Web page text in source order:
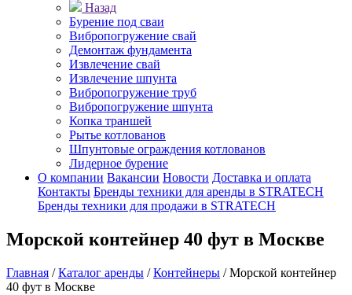
Назад
Бурение под сваи
Вибропогружение свай
Демонтаж фундамента
Извлечение свай
Извлечение шпунта
Вибропогружение труб
Вибропогружение шпунта
Копка траншей
Рытье котлованов
Шпунтовые ограждения котлованов
Лидерное бурение
О компании Вакансии Новости Доставка и оплата
Контакты Бренды техники для аренды в STRATECH
Бренды техники для продажи в STRATECH
Морской контейнер 40 фут в Москве
Главная / Каталог аренды / Контейнеры / Морской контейнер
40 фут в Москве